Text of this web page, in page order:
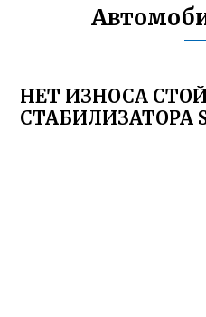
НЕТ ИЗНОСА
СТАБИЛИЗАТОРА